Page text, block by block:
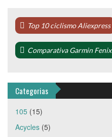
Top 10 ciclismo Aliexpress
Comparativa Garmin Fenix
Categorias
105 (15)
Acycles (5)